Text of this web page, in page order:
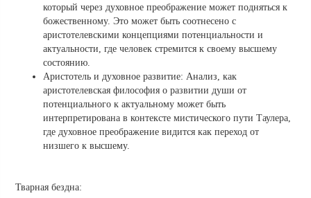
который через духовное преображение может подняться к
божественному. Это может быть соотнесено с
аристотелевскими концепциями потенциальности и
актуальности, где человек стремится к своему высшему
состоянию.
Аристотель и духовное развитие: Анализ, как
аристотелевская философия о развитии души от
потенциального к актуальному может быть
интерпретирована в контексте мистического пути Таулера,
где духовное преображение видится как переход от
низшего к высшему.
Тварная бездна: